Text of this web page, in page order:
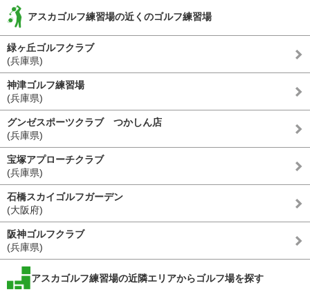
アスカゴルフ練習場の近くのゴルフ練習場
緑ヶ丘ゴルフクラブ
(兵庫県)
神津ゴルフ練習場
(兵庫県)
グンゼスポーツクラブ つかしん店
(兵庫県)
宝塚アプローチクラブ
(兵庫県)
石橋スカイゴルフガーデン
(大阪府)
阪神ゴルフクラブ
(兵庫県)
アスカゴルフ練習場の近隣エリアからゴルフ場を探す